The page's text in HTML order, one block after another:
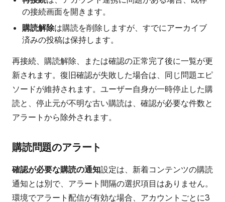
の接続画面を開きます。
購読解除は購読を削除しますが、すでにアーカイブ
済みの投稿は保持します。
再接続、購読解除、または確認の正常完了後に一覧が更
新されます。復旧確認が失敗した場合は、同じ問題エピ
ソードが維持されます。ユーザー自身が一時停止した購
読と、停止元が不明な古い購読は、確認が必要な件数と
アラートから除外されます。
購読問題のアラート
確認が必要な購読の通知設定は、新着コンテンツの購読
通知とは別で、アラート間隔の選択項目はありません。
環境でアラート配信が有効な場合、アカウントごとに3